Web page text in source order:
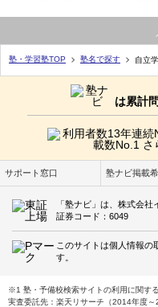
塾・学習塾TOP 塾名で探す 自立
は累計
サポート窓口 塾ナビ掲載
「塾ナビ」は、株式会社
証券コード：6049
このサイトは個人情報の
す。
※1 塾・予備校検索サイトの利用に関す
実査委託先：楽天リサーチ（2014年度～